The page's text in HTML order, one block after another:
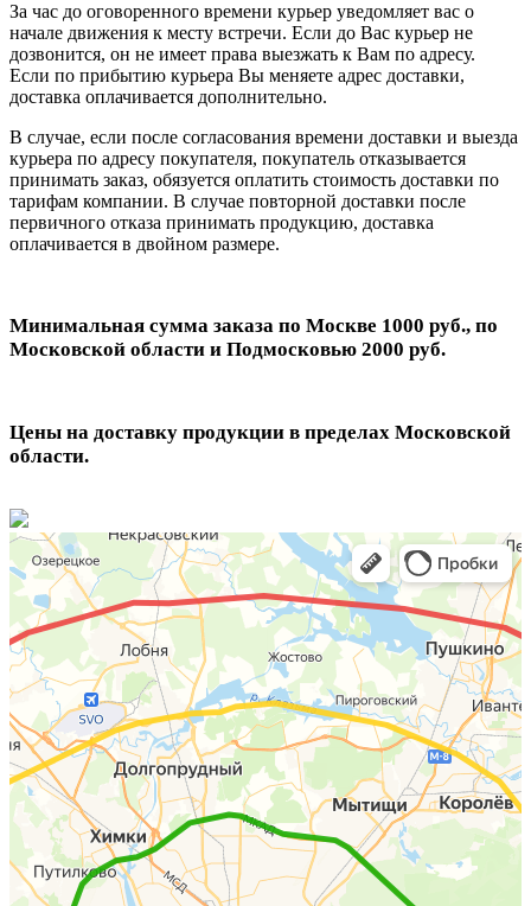
За час до оговоренного времени курьер уведомляет вас о
начале движения к месту встречи. Если до Вас курьер не
дозвонится, он не имеет права выезжать к Вам по адресу.
Если по прибытию курьера Вы меняете адрес доставки,
доставка оплачивается дополнительно.
В случае, если после согласования времени доставки и выезда
курьера по адресу покупателя, покупатель отказывается
принимать заказ, обязуется оплатить стоимость доставки по
тарифам компании. В случае повторной доставки после
первичного отказа принимать продукцию, доставка
оплачивается в двойном размере.
Минимальная сумма заказа по Москве 1000 руб., по
Московской области и Подмосковью 2000 руб.
Цены на доставку продукции в пределах Московской
области.